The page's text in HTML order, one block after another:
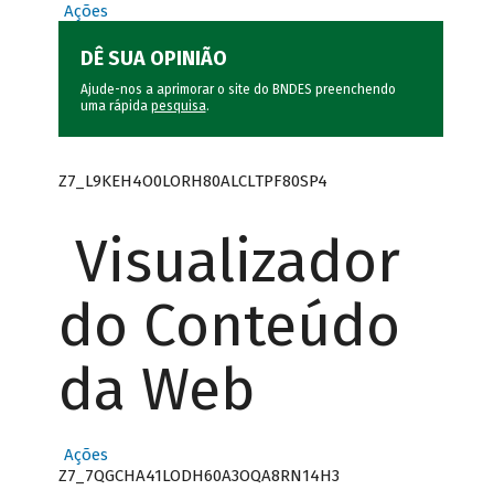
Ações
DÊ SUA OPINIÃO
Ajude-nos a aprimorar o site do BNDES preenchendo
uma rápida pesquisa.
Z7_L9KEH4O0LORH80ALCLTPF80SP4
Visualizador
do Conteúdo
da Web
Ações
Z7_7QGCHA41LODH60A3OQA8RN14H3